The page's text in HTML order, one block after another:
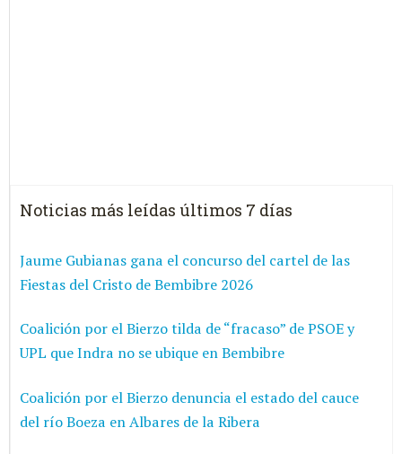
Noticias más leídas últimos 7 días
Jaume Gubianas gana el concurso del cartel de las
Fiestas del Cristo de Bembibre 2026
Coalición por el Bierzo tilda de “fracaso” de PSOE y
UPL que Indra no se ubique en Bembibre
Coalición por el Bierzo denuncia el estado del cauce
del río Boeza en Albares de la Ribera